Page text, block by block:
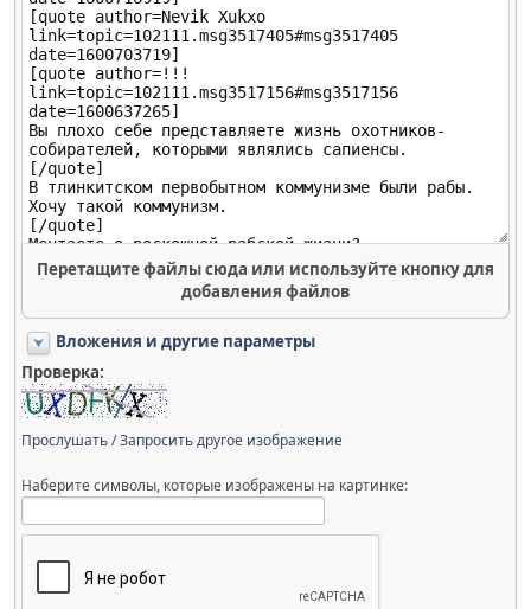
Перетащите файлы сюда или используйте кнопку для
добавления файлов
Вложения и другие параметры
Проверка:
Прослушать/Запросить другое изображение
Наберите символы, которые изображены на картинке: